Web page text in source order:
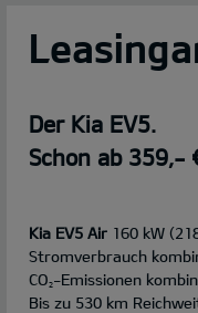
Der Kia EV5.
Schon ab 359,-
Kia EV5 Air 160 kW
Stromverbrauch
CO2-Emissionen
Bis zu 530 km